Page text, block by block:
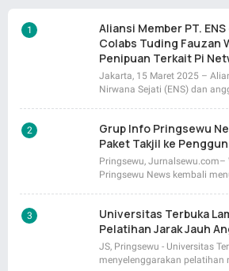
Aliansi Member PT.
Colabs Tuding Fauzan
Penipuan Terkait Pi
Jakarta, 15 Maret 2025 –
Nirwana Sejati (ENS) dan
Grup Info Pringsewu
Paket Takjil ke
Pringsewu,
Pringsewu News kembali
Universitas Terbuka
Pelatihan Jarak Jauh
JS, Pringsewu - Universitas
menyelenggarakan pelatihan